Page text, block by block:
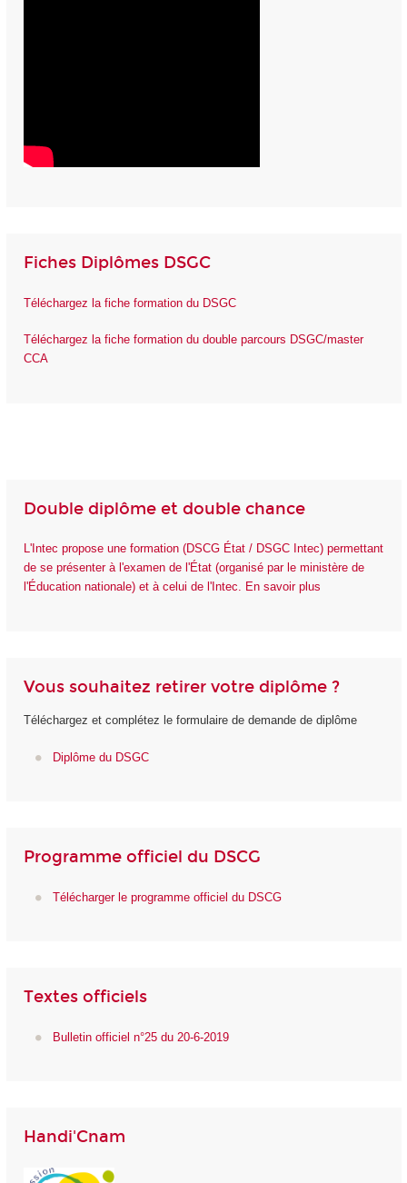
Fiches Diplômes DSGC
Téléchargez la fiche formation du DSGC
Téléchargez la fiche formation du double parcours DSGC/master
CCA
Double diplôme et double chance
L'Intec propose une formation (DSCG État / DSGC Intec) permettant
de se présenter à l'examen de l'État (organisé par le ministère de
l'Éducation nationale) et à celui de l'Intec. En savoir plus
Vous souhaitez retirer votre diplôme ?
Téléchargez et complétez le formulaire de demande de diplôme
Diplôme du DSGC
Programme officiel du DSCG
Télécharger le programme officiel du DSCG
Textes officiels
Bulletin officiel n°25 du 20-6-2019
Handi'Cnam